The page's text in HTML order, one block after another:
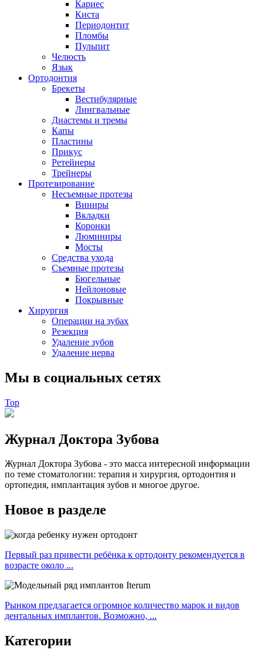
Кариес
Киста
Периодонтит
Пломбы
Пульпит
Челюсть
Язык
Ортодонтия
Брекеты
Вестибулярные
Лингвальные
Диастемы и тремы
Капы
Пластины
Прикус
Ретейнеры
Трейнеры
Протезирование
Несъемные протезы
Виниры
Вкладки
Коронки
Люминиры
Мосты
Средства ухода
Съемные протезы
Бюгельные
Нейлоновые
Покрывные
Хирургия
Операции на зубах
Резекция
Удаление зубов
Удаление нерва
Мы в социальных сетях
Top
Журнал Доктора Зубова
Журнал Доктора Зубова - это масса интересной информации
по теме стоматологии: терапия и хирургия, ортодонтия и
ортопедия, имплантация зубов и многое другое.
Новое в разделе
Первый раз привести ребёнка к ортодонту рекомендуется в
возрасте около ...
Рынком предлагается огромное количество марок и видов
дентальных имплантов. Возможно, ...
Категории